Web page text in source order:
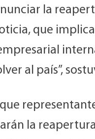
la
que
al país”,
la